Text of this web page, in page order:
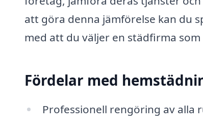
att göra denna jämförelse kan du
med att du väljer en städfirma
Fördelar med
Professionell rengöring av alla